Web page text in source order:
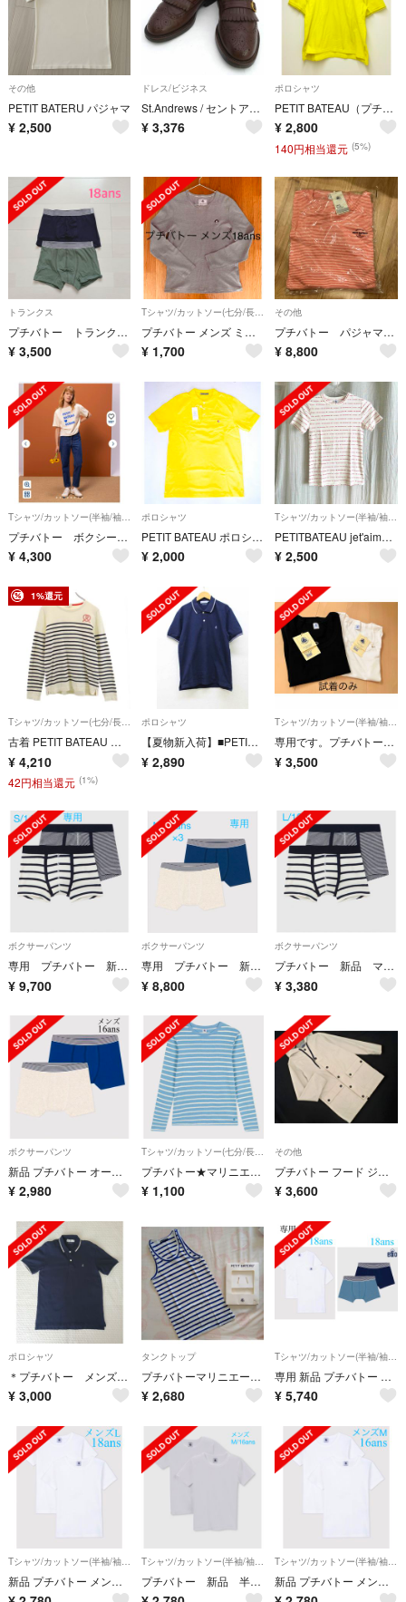
その他
PETIT BATERU パジャマ
¥ 2,500
ドレス/ビジネス
St.Andrews / セントアンドリュース ◆タッセルローファー/ウイングチップ/レザー/ブラウン/サイズ41 【メンズ/MEN/男性/ボーイズ/紳士】【靴/クツ/シューズ/SHOES】 メンズファッション【中古】 [0220526501]
¥ 3,376
ポロシャツ
PETIT BATEAU（プチバトー）ライン 半袖 ポロシャツ【E5217-007】
¥ 2,800
140円相当還元 (5%)
トランクス
プチバトー トランクス2枚組 18ans
¥ 3,500
Tシャツ/カットソー(七分/長袖)
プチバトー メンズ ミラレ長袖カットソー 18 ans（Lサイズ くらい）
¥ 1,700
その他
プチバトー パジャマ 新品
¥ 8,800
Tシャツ/カットソー(半袖/袖なし)
プチバトー ボクシー Tシャツ 白地 ブルー文字
¥ 4,300
ポロシャツ
PETIT BATEAU ポロシャツ イエロー プチバトー
¥ 2,000
Tシャツ/カットソー(半袖/袖なし)
PETITBATEAU jet'aime Tシャツ
¥ 2,500
1%還元
Tシャツ/カットソー(七分/長袖)
古着 PETIT BATEAU プチバトー フランス製 ボーダー 長袖 Tシャツ S 生成り ロンT メンズ
¥ 4,210
42円相当還元 (1%)
ポロシャツ
【夏物新入荷】■PETIT BATEAU/プチバトー■ポロシャツ/半袖 ネイビー/紺 メンズ M【中古】夏 514042
¥ 2,890
Tシャツ/カットソー(半袖/袖なし)
専用です。プチバトー レディース Tシャツ 試着のみ
¥ 3,500
ボクサーパンツ
専用 プチバトー 新品マリニエール＆ミラレトランクス2枚組×3点 S/14a
¥ 9,700
ボクサーパンツ
専用 プチバトー 新品 トランクス2枚組×３ 16ans/Mサイズ
¥ 8,800
ボクサーパンツ
プチバトー 新品 マリニエール＆ミラレ トランクス メンズL/18ans
¥ 3,380
ボクサーパンツ
新品 プチバトー オーガニック メンズ 16ans トランクス ２枚組
¥ 2,980
プチバトー★マリニエールクルーネック長袖T(レディースL)
¥ 1,100
その他
プチバトー フード ジャケット sizeXXS/オフホワイト ◇■ メンズ
¥ 3,600
ポロシャツ
＊プチバトー メンズポロシャツ 紺 M 親子リンク出来ます＊
¥ 3,000
タンクトップ
プチバトーマリニエール・タンクトップ
¥ 2,680
専用 新品 プチバトー 18ans 18ans
¥ 5,740
Tシャツ/カットソー(半袖/袖なし)
新品 プチバトー メンズ L ホワイト 半袖 Ｔシャツ ２枚組
Tシャツ/カットソー(半袖/袖なし)
プチバトー 新品 半袖 ホワイトTシャツ 2枚組 メンズM/16ans
Tシャツ/カットソー(半袖/袖なし)
新品 プチバトー メンズ M ホワイト 半袖 Ｔシャツ ２枚組